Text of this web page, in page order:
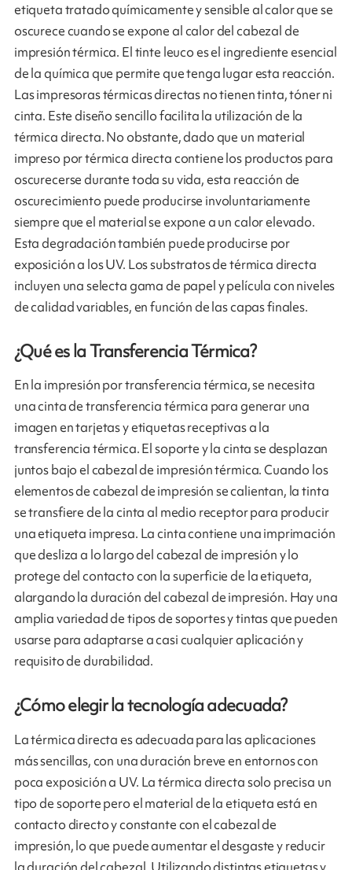
etiqueta tratado químicamente y sensible al calor que se
oscurece cuando se expone al calor del cabezal de
impresión térmica. El tinte leuco es el ingrediente esencial
de la química que permite que tenga lugar esta reacción.
Las impresoras térmicas directas no tienen tinta, tóner ni
cinta. Este diseño sencillo facilita la utilización de la
térmica directa. No obstante, dado que un material
impreso por térmica directa contiene los productos para
oscurecerse durante toda su vida, esta reacción de
oscurecimiento puede producirse involuntariamente
siempre que el material se expone a un calor elevado.
Esta degradación también puede producirse por
exposición a los UV. Los substratos de térmica directa
incluyen una selecta gama de papel y película con niveles
de calidad variables, en función de las capas finales.
¿Qué es la Transferencia Térmica?
En la impresión por transferencia térmica, se necesita
una cinta de transferencia térmica para generar una
imagen en tarjetas y etiquetas receptivas a la
transferencia térmica. El soporte y la cinta se desplazan
juntos bajo el cabezal de impresión térmica. Cuando los
elementos de cabezal de impresión se calientan, la tinta
se transfiere de la cinta al medio receptor para producir
una etiqueta impresa. La cinta contiene una imprimación
que desliza a lo largo del cabezal de impresión y lo
protege del contacto con la superficie de la etiqueta,
alargando la duración del cabezal de impresión. Hay una
amplia variedad de tipos de soportes y tintas que pueden
usarse para adaptarse a casi cualquier aplicación y
requisito de durabilidad.
¿Cómo elegir la tecnología adecuada?
La térmica directa es adecuada para las aplicaciones
más sencillas, con una duración breve en entornos con
poca exposición a UV. La térmica directa solo precisa un
tipo de soporte pero el material de la etiqueta está en
contacto directo y constante con el cabezal de
impresión, lo que puede aumentar el desgaste y reducir
la duración del cabezal. Utilizando distintas etiquetas y